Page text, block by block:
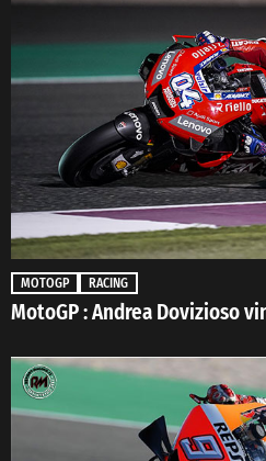
MOTOGP RACING
MotoGP : Andrea Dovizioso